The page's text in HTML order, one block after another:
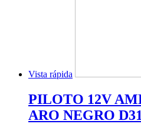
Vista rápida
PILOTO 12V
ARO NEGRO